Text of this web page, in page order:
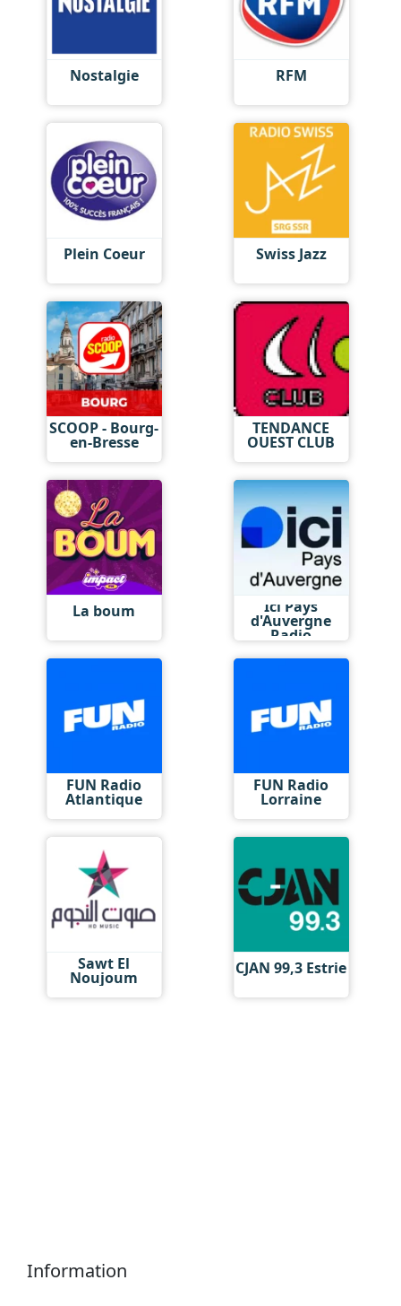
Nostalgie RFM
Plein Coeur Swiss Jazz
SCOOP - Bourg-
en-Bresse
TENDANCE
OUEST CLUB
La boum Ici Pays
d'Auvergne
Radio
FUN Radio
Atlantique
FUN Radio
Lorraine
Sawt El
Noujoum CJAN 99,3 Estrie
Information